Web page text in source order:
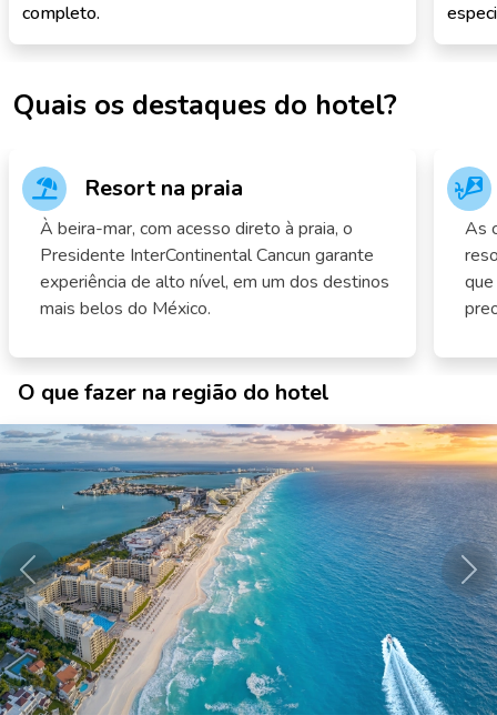
completo.
Quais os destaques do hotel?
Resort na praia
À beira-mar, com acesso direto à praia, o
Presidente InterContinental Cancun garante
experiência de alto nível, em um dos destinos
mais belos do México.
As
O que fazer na região do hotel
Anterior